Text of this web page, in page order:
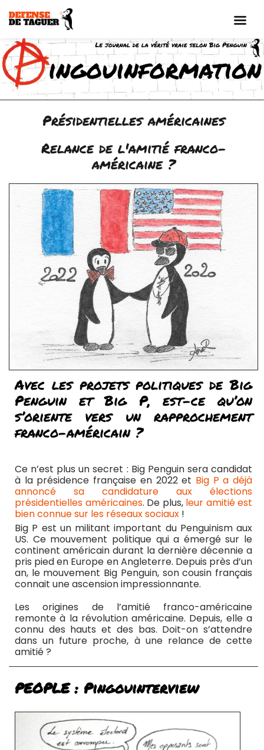
au
contenu
Présidentielles américaines
Relance de l'amitié franco-
américaine ?
Avec les projets politiques de Big
Penguin et Big P, est-ce qu’on
s’oriente vers un rapprochement
franco-américain ?
Ce n’est plus un secret : Big Penguin sera candidat
à la présidence française en 2022 et Big P a déjà
annoncé sa candidature aux élections
présidentielles américaines. De plus, leur amitié est
bien connue sur les réseaux sociaux !
Big P est un militant important du Penguinism aux
US. Ce mouvement politique qui a émergé sur le
continent américain durant la dernière décennie a
pris pied en Europe en Angleterre. Depuis près d’un
an, le mouvement Big Penguin, son cousin français
connait une ascension impressionnante.
Les origines de l’amitié franco-américaine
remonte à la révolution américaine. Depuis, elle a
connu des hauts et des bas. Doit-on s’attendre
dans un future proche, à une relance de cette
amitié ?
PEOPLE : Pingouinterview